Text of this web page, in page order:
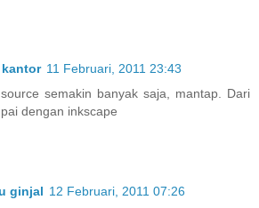
11 Februari, 2011 23:43
semakin banyak saja, mantap. Dari
dengan inkscape
ginjal 12 Februari, 2011 07:26